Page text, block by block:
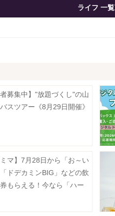
ライフ 一覧
者募集中】"放題づくし"の山
スツアー《8月29日開催》
ミマ】7月28日から「お～い
ドデカミンBIG」などの飲
もらえる！今なら「ハー